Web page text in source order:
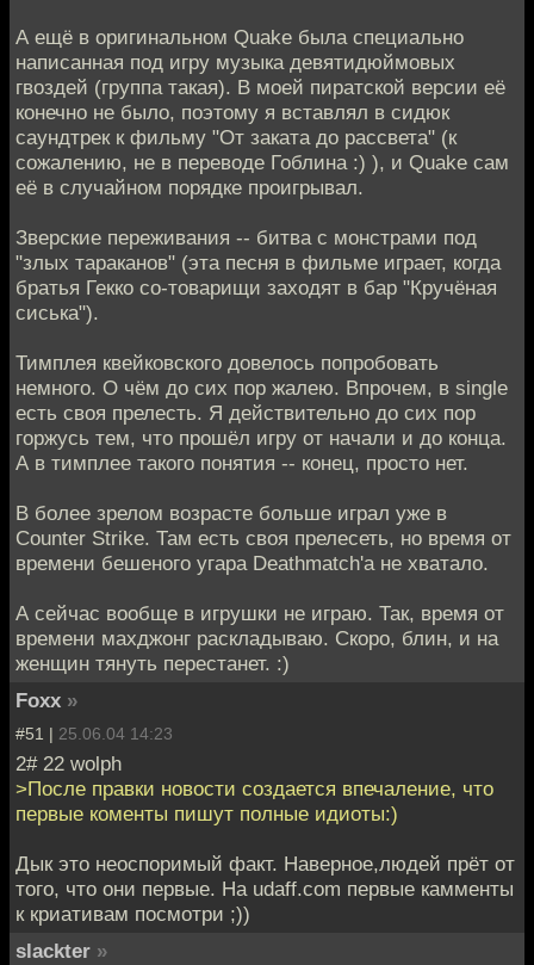
А ещё в оригинальном Quake была специально
написанная под игру музыка девятидюймовых
гвоздей (группа такая). В моей пиратской версии её
конечно не было, поэтому я вставлял в сидюк
саундтрек к фильму "От заката до рассвета" (к
сожалению, не в переводе Гоблина :) ), и Quake сам
её в случайном порядке проигрывал.
Зверские переживания -- битва с монстрами под
"злых тараканов" (эта песня в фильме играет, когда
братья Гекко со-товарищи заходят в бар "Кручёная
сиська").
Тимплея квейковского довелось попробовать
немного. О чём до сих пор жалею. Впрочем, в single
есть своя прелесть. Я действительно до сих пор
горжусь тем, что прошёл игру от начали и до конца.
А в тимплее такого понятия -- конец, просто нет.
В более зрелом возрасте больше играл уже в
Counter Strike. Там есть своя прелесеть, но время от
времени бешеного угара Deathmatch'а не хватало.
А сейчас вообще в игрушки не играю. Так, время от
времени махджонг раскладываю. Скоро, блин, и на
женщин тянуть перестанет. :)
Foxx »
#51 | 25.06.04 14:23
2# 22 wolph
>После правки новости создается впечаление, что
первые коменты пишут полные идиоты:)
Дык это неоспоримый факт. Наверное,людей прёт от
того, что они первые. На udaff.com первые камменты
к криативам посмотри ;))
slackter »